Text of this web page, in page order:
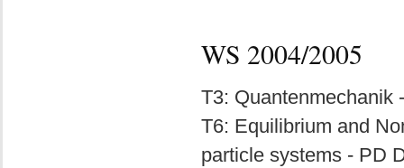
WS 2004/2005
T3: Quantenmechanik
T6: Equilibrium and
particle systems - PD